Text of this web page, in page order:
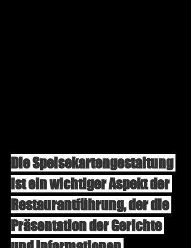
Die Speisekartengestaltung
ist ein wichtiger Aspekt der
Restaurantführung, der die
Präsentation der Gerichte